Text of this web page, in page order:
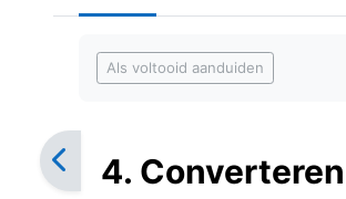
Voltooingsvoorwaarden
Als voltooid aanduiden
4.